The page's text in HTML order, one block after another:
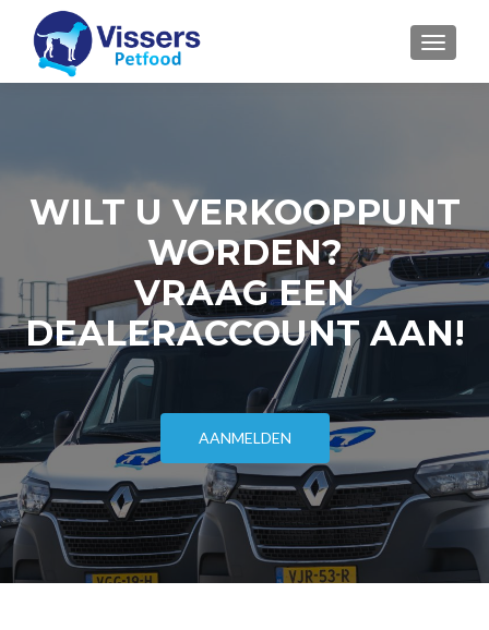
MENU
WILT U VERKOOPPUNT
WORDEN?
VRAAG EEN
DEALERACCOUNT AAN!
AANMELDEN